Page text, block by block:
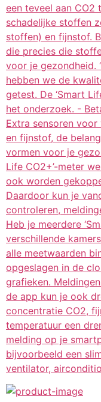
een teveel aan CO2
schadelijke stoffen
stoffen) en fijnstof.
die precies die
voor je gezondheid.
hebben we de
getest. De ‘Smart
het onderzoek. -
Extra sensoren
en fijnstof, de
vormen voor je
Life CO2+’-meter
ook worden
Daardoor kun je
controleren,
Heb je meerdere
verschillende
alle meetwaarden
opgeslagen in de
grafieken.
de app kun je ook
concentratie CO2,
temperatuur een
melding op je
bijvoorbeeld een
ventilator,